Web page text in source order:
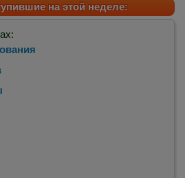
на этой неделе: